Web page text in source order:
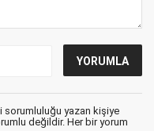
sorumluluğu yazan kişiye
değildir. Her bir yorum